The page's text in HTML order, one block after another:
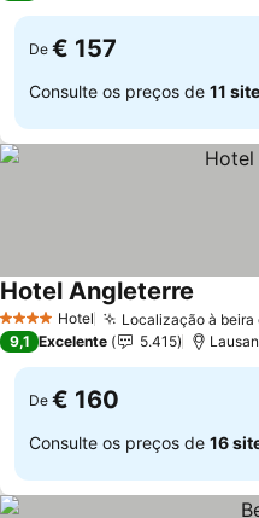
De € 157
Consulte os preços de 11
4 EstrelasHotel Localização à beira
Hotel Angleterre
9,1 Excelente 5.415
De € 160
Consulte os preços de 16